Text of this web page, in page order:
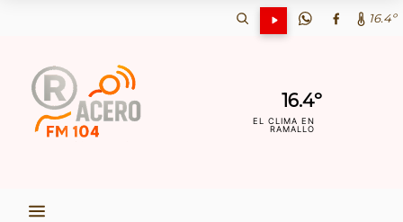
16.4º
16.4º
EL CLIMA EN
RAMALLO